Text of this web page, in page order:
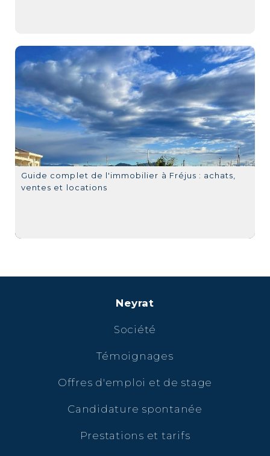
Guide complet de l'immobilier à Fréjus : achats,
ventes et locations
Neyrat
Société
Témoignages
Offres d'emploi et de stage
Candidature spontanée
Prestations et tarifs